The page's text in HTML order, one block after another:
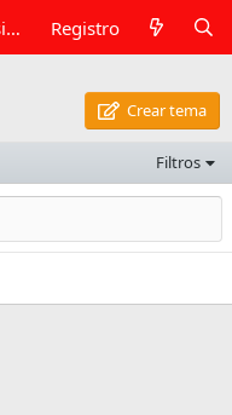
Iniciar sesión Registro
Crear tema
Filtros